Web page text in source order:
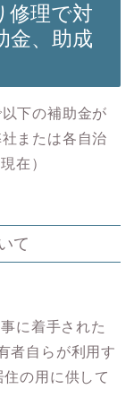
修理で対
金、助成
下の補助金が
または各自治
在）
て
に着手された
者自らが利用す
の用に供して